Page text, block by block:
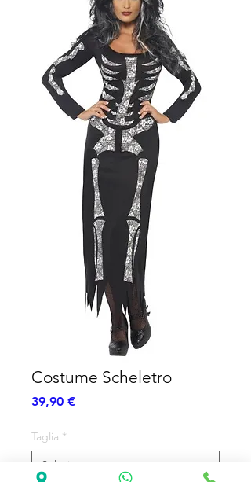
Costume Scheletro
39,90 €Prezzo
Taglia *